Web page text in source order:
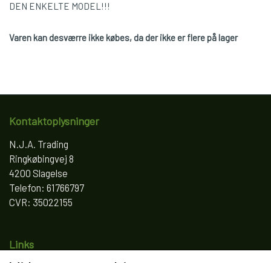
DEN ENKELTE MODEL!!!
Varen kan desværre ikke købes, da der ikke er flere på lager
Kontaktoplysninger
N.J.A. Trading
Ringkøbingvej 8
4200 Slagelse
Telefon: 61766797
CVR: 35022155
Links